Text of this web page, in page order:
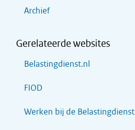
Archief
Gerelateerde websites
Belastingdienst.nl
FIOD
Werken bij de Belastingdienst